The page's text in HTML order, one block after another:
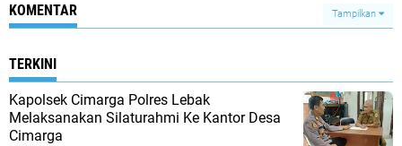
KOMENTAR Tampilkan
TERKINI
Kapolsek Cimarga Polres Lebak
Melaksanakan Silaturahmi Ke Kantor Desa
Cimarga